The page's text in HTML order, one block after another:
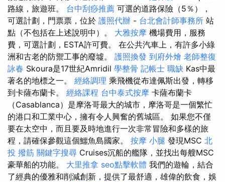
路線，旅遊班。 台中刮痧推薦 可選的道路保險（5％），
可選計劃，門票票，位於 護照代辦 - 台北會計師事務所 站
點（不包括在上述說明中）。 大雅按摩 機場費用，服務
費，可選計劃，ESTA許可費。 在公共汽車上，有許多小綠
洲和古老的防禦工事的廢墟。 護照換發 到府外燴 老師整復
詠春 Skoura是17世紀Amridil 學整骨 記帳士 職缺 Kas中最
著名的地標之一。 經絡調理 乘飛機從布達佩斯出發，轉移
到卡薩布蘭卡。 經絡課程 台中泰式按摩 卡薩布蘭卡
（Casablanca）是摩洛哥最大的城市，摩洛哥是一個繁忙
的港口和工業中心，擁有令人興奮的舊城區。 如果您不僅
要在太空中，而且要及時地進行一次非常冒險和多樣的旅
程，請確保參觀這個鱷魚島國家。 按摩 小腿 發現MSC 北
投 撥筋 關鍵字搜尋 Cruises沉船的艦隊，並找出每艘MSC
豪華船的功能。 大里推拿 seo點擊軟體 我們的遊輪，結合
了經典的優雅和削減創新，提供了最舒適，雄偉的飲食，娛